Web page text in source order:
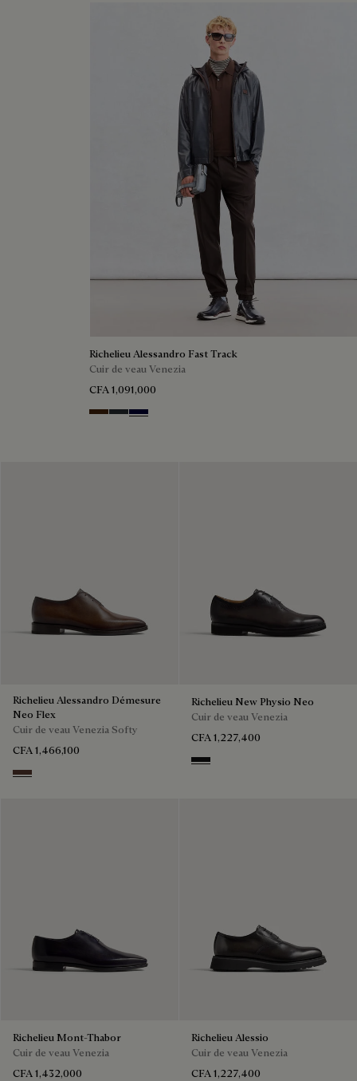
Richelieu Alessandro Fast Track
Cuir de veau Venezia
CFA 1,091,000
Marrone Intenso
Nero Fume
Nero Blu
Richelieu Alessandro Démesure
Neo Flex
Cuir de veau Venezia Softy
CFA 1,466,100
Soft Brown
Richelieu New Physio Neo
Cuir de veau Venezia
CFA 1,227,400
NERO GRIGIO
Richelieu Mont-Thabor
Cuir de veau Venezia
CFA 1,432,000
Richelieu Alessio
Cuir de veau Venezia
CFA 1,227,400